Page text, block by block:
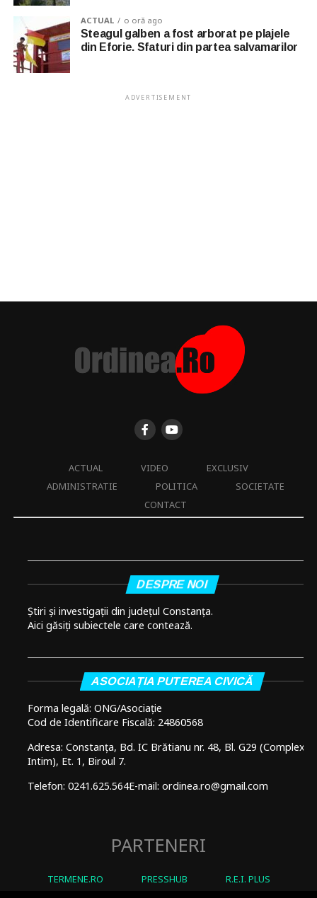
ACTUAL o oră ago
Steagul galben a fost arborat pe plajele
din Eforie. Sfaturi din partea salvamarilor
ADVERTISEMENT
ACTUAL VIDEO
EXCLUSIV
ADMINISTRATIE
POLITICA
SOCIETATE
CONTACT
DESPRE NOI
Știri și investigații din județul Constanța.
Aici găsiți subiectele care contează.
ASOCIAȚIA PUTEREA CIVICĂ
Forma legală: ONG/Asociație
Cod de Identificare Fiscală: 24860568
Adresa: Constanța, Bd. IC Brătianu nr. 48, Bl. G29 (Complex
Intim), Et. 1, Biroul 7.
Telefon: 0241.625.564E-mail: ordinea.ro@gmail.com
PARTENERI
TERMENE.RO PRESSHUB R.E.I. PLUS